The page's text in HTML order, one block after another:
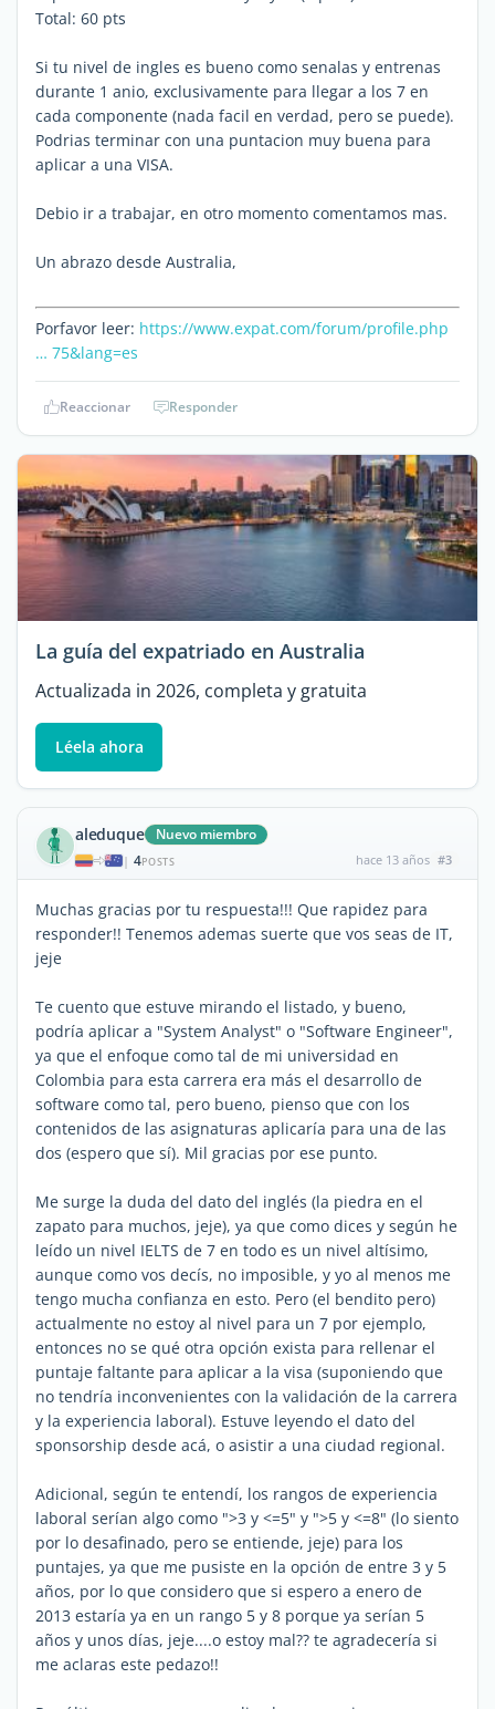
Total: 60 pts
Si tu nivel de ingles es bueno como senalas y entrenas
durante 1 anio, exclusivamente para llegar a los 7 en
cada componente (nada facil en verdad, pero se puede).
Podrias terminar con una puntacion muy buena para
aplicar a una VISA.
Debio ir a trabajar, en otro momento comentamos mas.
Un abrazo desde Australia,
Porfavor leer: https://www.expat.com/forum/profile.php
… 75&lang=es
Reaccionar Responder
La guía del expatriado en Australia
Actualizada in 2026, completa y gratuita
Léela ahora
aleduque Nuevo miembro
| 4POSTS hace 13 años #3
Muchas gracias por tu respuesta!!! Que rapidez para
responder!! Tenemos ademas suerte que vos seas de IT,
jeje
Te cuento que estuve mirando el listado, y bueno,
podría aplicar a "System Analyst" o "Software Engineer",
ya que el enfoque como tal de mi universidad en
Colombia para esta carrera era más el desarrollo de
software como tal, pero bueno, pienso que con los
contenidos de las asignaturas aplicaría para una de las
dos (espero que sí). Mil gracias por ese punto.
Me surge la duda del dato del inglés (la piedra en el
zapato para muchos, jeje), ya que como dices y según he
leído un nivel IELTS de 7 en todo es un nivel altísimo,
aunque como vos decís, no imposible, y yo al menos me
tengo mucha confianza en esto. Pero (el bendito pero)
actualmente no estoy al nivel para un 7 por ejemplo,
entonces no se qué otra opción exista para rellenar el
puntaje faltante para aplicar a la visa (suponiendo que
no tendría inconvenientes con la validación de la carrera
y la experiencia laboral). Estuve leyendo el dato del
sponsorship desde acá, o asistir a una ciudad regional.
Adicional, según te entendí, los rangos de experiencia
laboral serían algo como ">3 y <=5" y ">5 y <=8" (lo siento
por lo desafinado, pero se entiende, jeje) para los
puntajes, ya que me pusiste en la opción de entre 3 y 5
años, por lo que considero que si espero a enero de
2013 estaría ya en un rango 5 y 8 porque ya serían 5
años y unos días, jeje....o estoy mal?? te agradecería si
me aclaras este pedazo!!